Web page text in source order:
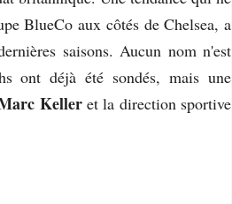
BlueCo aux côtés de Chelsea, a
saisons. Aucun nom n'est
ont déjà été sondés, mais une
Kelleret la direction sportive